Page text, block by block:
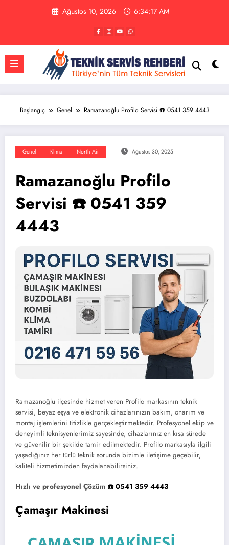
Ağustos 10, 2026 6:34:18 AM
Başlangıç Genel Ramazanoğlu Profilo Servisi ☎️ 0541 359 4443
Genel Klima North Air Ağustos 30, 2025
Ramazanoğlu Profilo
Servisi ☎️ 0541 359
4443
Ramazanoğlu ilçesinde hizmet veren Profilo markasının teknik
servisi, beyaz eşya ve elektronik cihazlarınızın bakım, onarım ve
montaj işlemlerini titizlikle gerçekleştirmektedir. Profesyonel ekip ve
deneyimli teknisyenlerimiz sayesinde, cihazlarınız en kısa sürede
ve güvenilir bir şekilde tamir edilmektedir. Profilo markasıyla ilgili
yaşadığınız her türlü teknik sorunda bizimle iletişime geçebilir,
kaliteli hizmetimizden faydalanabilirsiniz.
Hızlı ve profesyonel Çözüm ☎️ 0541 359 4443
Çamaşır Makinesi